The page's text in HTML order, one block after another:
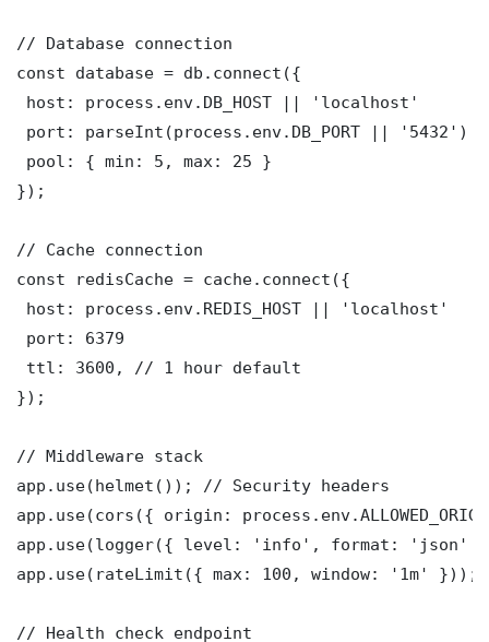
// Database connection
const database = db.connect({
host: process.env.DB_HOST || 'localhost'
port: parseInt(process.env.DB_PORT || '5432')
pool: { min: 5, max: 25 }
});
// Cache connection
const redisCache = cache.connect({
host: process.env.REDIS_HOST || 'localhost'
port: 6379
ttl: 3600, // 1 hour default
});
// Middleware stack
app.use(helmet()); // Security headers
app.use(cors({ origin:
app.use(logger({ level: 'info', format: 'json'
app.use(rateLimit({ max: 100, window: '1m' }));
// Health check endpoint